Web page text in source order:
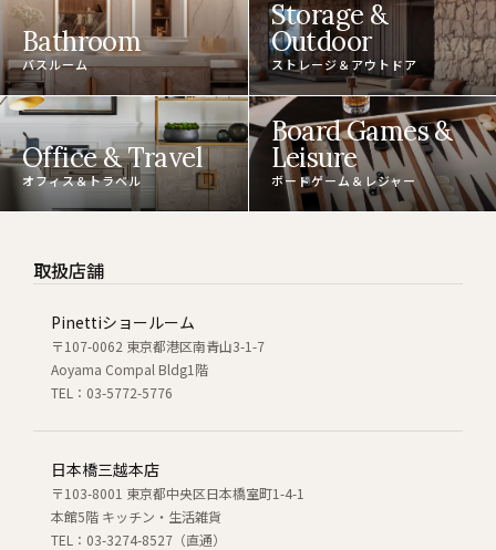
Bathroom
バスルーム
Storage &
Outdoor
ストレージ＆アウトドア
Office & Travel
オフィス＆トラベル
Board Games &
Leisure
ボードゲーム＆レジャー
取扱店舗
Pinettiショールーム
〒107-0062 東京都港区南青山3-1-7
Aoyama Compal Bldg1階
TEL：03-5772-5776
日本橋三越本店
〒103-8001 東京都中央区日本橋室町1-4-1
本館5階 キッチン・生活雑貨
TEL：03-3274-8527（直通）